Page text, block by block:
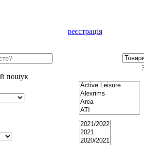
реєстрація
пошук